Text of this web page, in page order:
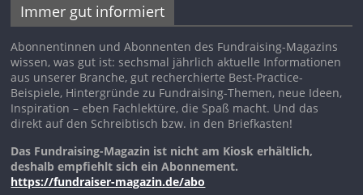
Immer gut informiert
Abonnentinnen und Abonnenten des Fundraising-Magazins
wissen, was gut ist: sechsmal jährlich aktuelle Informationen
aus unserer Branche, gut recherchierte Best-Practice-
Beispiele, Hintergründe zu Fundraising-Themen, neue Ideen,
Inspiration – eben Fachlektüre, die Spaß macht. Und das
direkt auf den Schreibtisch bzw. in den Briefkasten!
Das Fundraising-Magazin ist nicht am Kiosk erhältlich,
deshalb empfiehlt sich ein Abonnement.
https://fundraiser-magazin.de/abo